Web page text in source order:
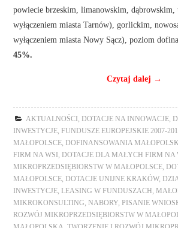
inwestycji w formie dotacji. Poziom refundacji
wartości inwestycji. Jeżeli nasza inwestycja
powiecie brzeskim, limanowskim, dąbrowskim,
wyłączeniem miasta Tarnów), gorlickim,
Czytaj dalej→
AKTUALNOŚCI
,
DOFINANSOWANIA
,DOTACJE DLA MAŁYCH FIRM NA
MIKROPRZEDSIĘBIORSTW W MAŁOPOLSCE
MAŁOPOLSCE
DOTACJE UNIJNE KRAKÓW
LEASING W FUNDUSZACH